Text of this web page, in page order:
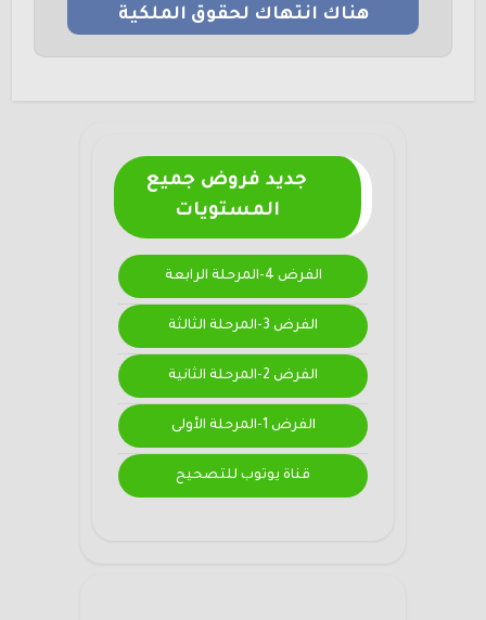
هناك انتهاك لحقوق الملكية
جديد فروض جميع
المستويات
الفرض 4-المرحلة الرابعة
الفرض 3-المرحلة الثالثة
الفرض 2-المرحلة الثانية
الفرض 1-المرحلة الأولى
قناة يوتوب للتصحيح